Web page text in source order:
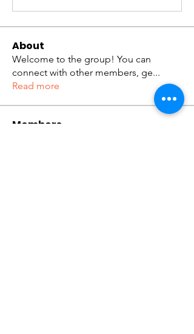
About
Welcome to the group! You can
connect with other members, ge...
Read more
Members